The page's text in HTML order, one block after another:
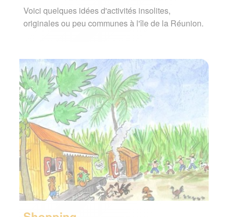
Voici quelques idées d'activités insolites,
originales ou peu communes à l'île de la Réunion.